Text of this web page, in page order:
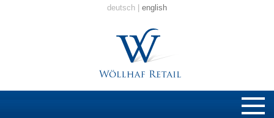
deutsch english